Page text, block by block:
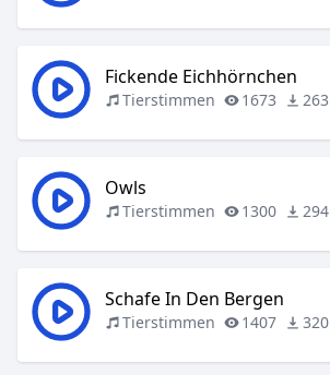
Fickende Eichhörnchen
Tierstimmen 1673 263
Owls
Tierstimmen 1300 294
Schafe In Den Bergen
Tierstimmen 1407 320